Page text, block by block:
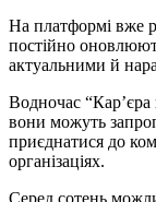
На платформі вже
постійно
актуальними й
Водночас “Кар’єра
вони можуть
приєднатися до
організаціях.